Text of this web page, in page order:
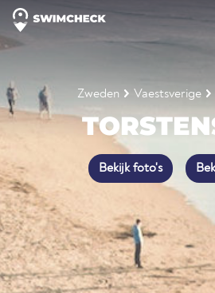
Zweden Vaestsverige
Bekijk foto's